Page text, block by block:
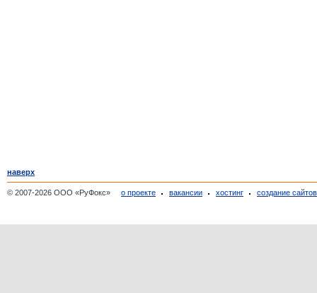
наверх
© 2007-2026 ООО «РуФокс» о проекте вакансии хостинг создание сайтов